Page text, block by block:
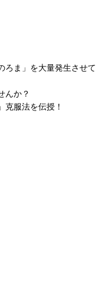
ろま」を大量発生させて
んか？
服法を伝授！